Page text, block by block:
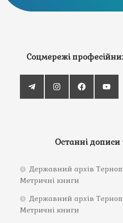
Соцмережі
Останні дописи
Державний архів
Метричні книги
Державний архів
Метричні книги